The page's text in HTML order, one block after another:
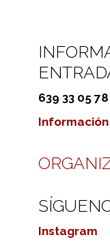
639 33 05
Instagram